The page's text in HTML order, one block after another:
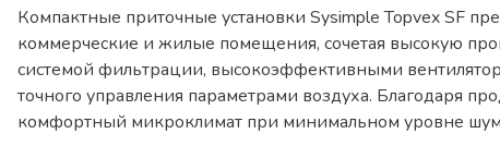
Компактные приточные установки Sysimple Topvex SF
коммерческие и жилые помещения, сочетая высокую
системой фильтрации, высокоэффективными
точного управления параметрами воздуха. Благодаря
комфортный микроклимат при минимальном уровне